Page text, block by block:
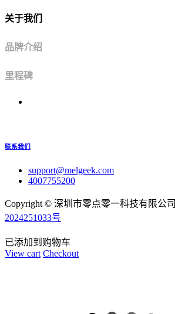
关于我们
品牌介绍
里程碑
联系我们
support@melgeek.com
4007755200
Copyright © 深圳市零点零一科技有限公司
2024251033号
已添加到购物车
View cart Checkout